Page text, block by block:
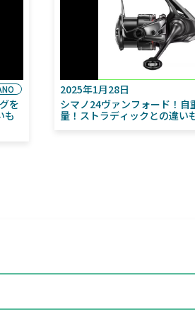
を
も
2025年1月28日
シマノ24ヴァンフォード！自
量！ストラディックとの違い